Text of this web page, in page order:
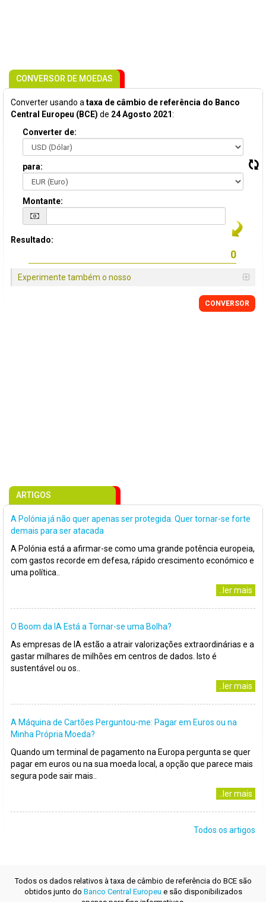
CONVERSOR DE MOEDAS
Converter usando a taxa de câmbio de referência do Banco
Central Europeu (BCE) de 24 Agosto 2021:
Converter de:
para:
Montante:
Resultado:
Experimente também o nosso
CONVERSOR
ARTIGOS
A Polónia já não quer apenas ser protegida. Quer tornar-se forte
demais para ser atacada
A Polónia está a afirmar-se como uma grande potência europeia,
com gastos recorde em defesa, rápido crescimento económico e
uma política..
..ler mais
O Boom da IA Está a Tornar-se uma Bolha?
As empresas de IA estão a atrair valorizações extraordinárias e a
gastar milhares de milhões em centros de dados. Isto é
sustentável ou os..
..ler mais
A Máquina de Cartões Perguntou-me: Pagar em Euros ou na
Minha Própria Moeda?
Quando um terminal de pagamento na Europa pergunta se quer
pagar em euros ou na sua moeda local, a opção que parece mais
segura pode sair mais..
..ler mais
Todos os artigos
Todos os dados relativos à taxa de câmbio de referência do BCE são
obtidos junto do Banco Central Europeu e são disponibilizados